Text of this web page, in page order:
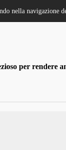
per rendere
nella navigazione